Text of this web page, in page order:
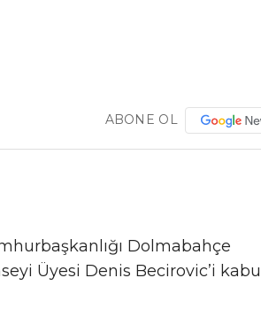
ABONE OL
Dolmabahçe
Üyesi Denis Becirovic’i kabul